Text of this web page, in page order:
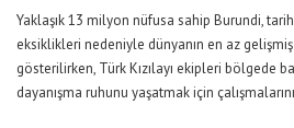
Yaklaşık 13 milyon nüfusa sahip Burundi,
eksiklikleri nedeniyle dünyanın en az
gösterilirken, Türk Kızılayı ekipleri bölgede
dayanışma ruhunu yaşatmak için